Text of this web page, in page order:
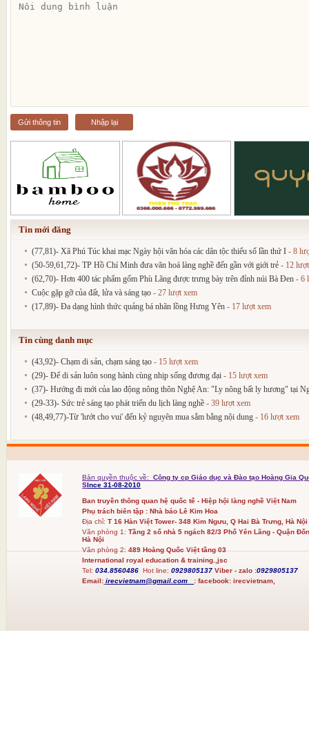
Gửi thông tin Nhập lại
Tin mới đăng
(77,81)- Xã Phú Túc khai mạc Ngày hội văn hóa các dân tộc thiểu số lần thứ I - 8
(50-59,61,72)- TP Hồ Chí Minh đưa văn hoá làng nghề đến gần với giới trẻ - 12
(62,70)- Hơn 400 tác phẩm gốm Phù Lãng được trưng bày trên đỉnh núi Bà Đen - 6
Cuộc gặp gỡ của đất, lửa và sáng tạo - 27 lượt xem
(17,89)- Đa dạng hình thức quảng bá nhãn lồng Hưng Yên - 17 lượt xem
Tin cùng danh mục
(43,92)- Chạm di sản, chạm sáng tạo - 15 lượt xem
(29)- Để di sản luôn song hành cùng nhịp sống đương đại - 15 lượt xem
(37)- Hướng đi mới của lao động nông thôn Nghệ An: "Ly nông bất ly hương" tại
(29-33)- Sức trẻ sáng tạo phát triển du lịch làng nghề - 39 lượt xem
(48,49,77)-Từ 'lướt cho vui' đến kỷ nguyên mua sắm bằng nội dung - 16 lượt xem
Bản quyền thuộc về:
Công ty cp Giáo dục và Đào tạo Hoàng Gia
SInce 31-08-2010
Ban truyền thông quan hệ quốc tế - Hiệp hội làng nghề Việt Nam
Phụ trách biên tập : Nhà báo Lê Kim Hoa
Địa chỉ: T 16 Hàn Việt Tower- 348 Kim Ngưu, Q Hai Bà Trưng, Hà Nội
Văn phòng 1:Tầng 2 số nhà 5 ngách 82/3 Phố Yên Lãng - Quận
Hà Nội
Văn phòng 2:489 Hoàng Quốc Việt tầng 03
International royal education & training.,jsc
Tel:034.8560486Hot line; 0929805137 Viber - zalo :0929805137
Email: irecvietnam@gmail.com :facebook: irecvietnam,